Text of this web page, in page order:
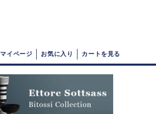
マイページ お気に入り カートを見る